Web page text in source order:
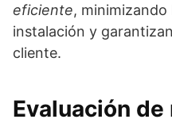
eficiente,
instalación y
cliente.
Evaluación